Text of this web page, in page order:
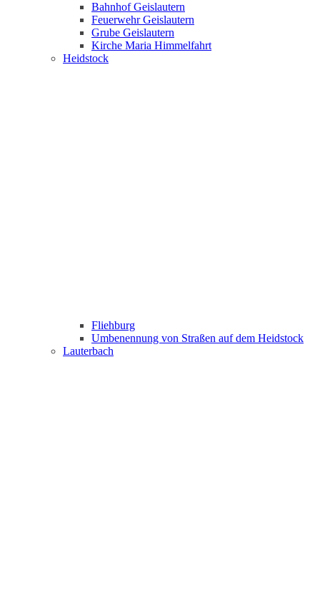
Bahnhof Geislautern
Feuerwehr Geislautern
Grube Geislautern
Kirche Maria Himmelfahrt
Heidstock
Fliehburg
Umbenennung von Straßen auf dem Heidstock
Lauterbach